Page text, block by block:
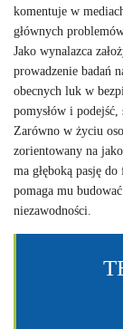
komentuje w
głównych
Jako wynalazca
prowadzenie badań
obecnych luk w
pomysłów i
Zarówno w życiu
zorientowany na
ma głęboką pasję
pomaga mu
niezawodności.